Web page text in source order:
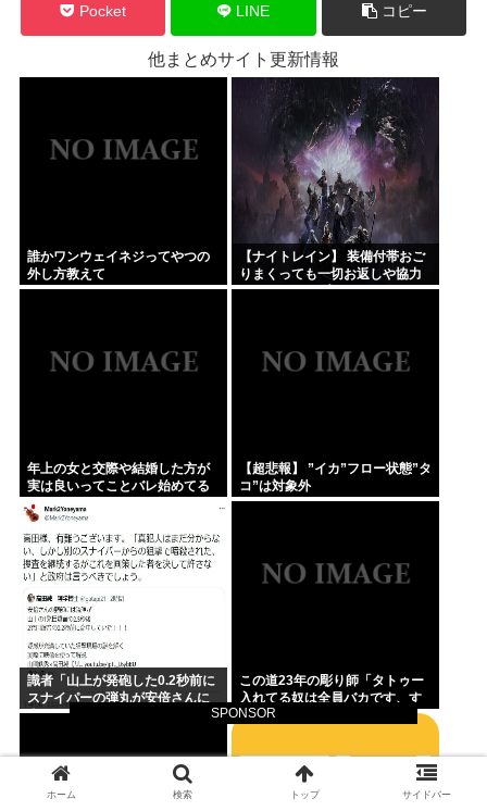
SPONSOR
Pocket LINE コピー
他まとめサイト更新情報
誰かワンウェイネジってやつの
外し方教えて
【ナイトレイン】 装備付帯おご
りまくっても一切お返しや協力
する気がないプレイヤーいるけ
年上の女と交際や結婚した方が
実は良いってことバレ始めてる
よな
【超悲報】 ”イカ”フロー状態”タ
コ”は対象外
識者「山上が発砲した0.2秒前に
スナイパーの弾丸が安倍さんに
当たっていた！」 これ。
この道23年の彫り師「タトゥー
入れてる奴は全員バカです、す
ごい民度低い」
ホーム 検索 トップ サイドバー